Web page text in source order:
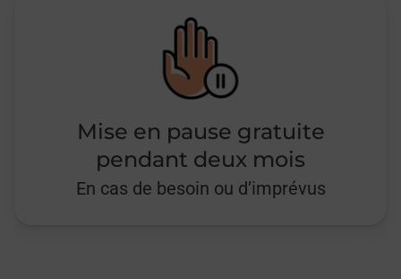
Mise en pause gratuite
pendant deux mois
En cas de besoin ou d’imprévus